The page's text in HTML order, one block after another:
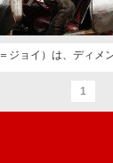
＝ジョイ）は、ディメ
1